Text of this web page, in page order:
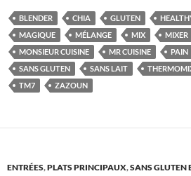
BLENDER CHIA GLUTEN
MAGIQUE
MÉLANGE MIX MIXER
MONSIEUR CUISINE
MR CUISINE PAIN
SANS GLUTEN
SANS LAIT
TM7
ZAZOUN
ENTRÉES,PLATS PRINCIPAUX,SANS GLUTEN